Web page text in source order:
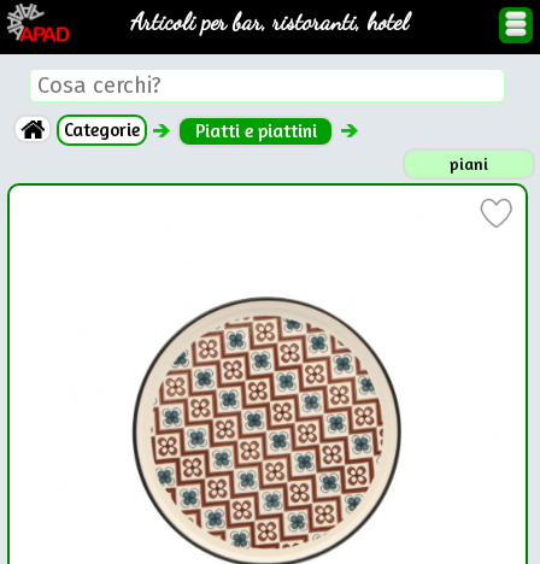
Articoli per bar, ristoranti, hotel
Categorie Piatti e piattini
piani